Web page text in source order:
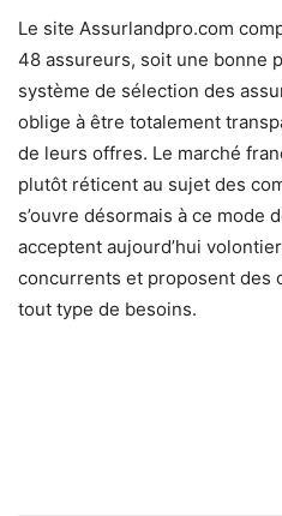
Le site Assurlandpro.com
48 assureurs, soit une bonne
système de sélection des
oblige à être totalement
de leurs offres. Le marché
plutôt réticent au sujet des
s’ouvre désormais à ce mode
acceptent aujourd’hui
concurrents et proposent des
tout type de besoins.